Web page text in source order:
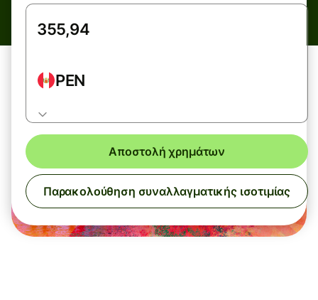
PEN
Αποστολή χρημάτων
Παρακολούθηση συναλλαγματικής ισοτιμίας